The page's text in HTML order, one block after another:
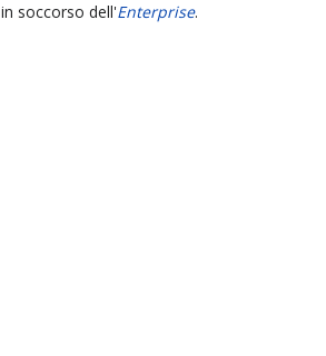
in soccorso dell'Enterprise.